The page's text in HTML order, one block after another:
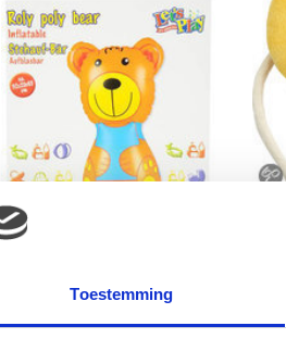
Toestemming
20 cm – Zwart
€6.99